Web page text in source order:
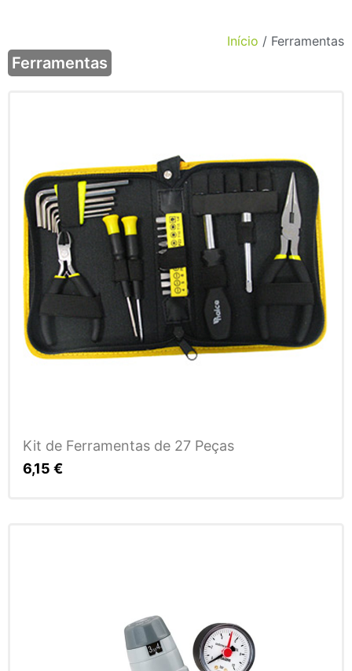
Início / Ferramentas
Ferramentas
Kit de Ferramentas de 27 Peças
6,15 €